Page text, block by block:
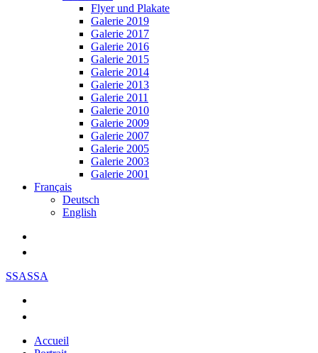
Flyer und Plakate
Galerie 2019
Galerie 2017
Galerie 2016
Galerie 2015
Galerie 2014
Galerie 2013
Galerie 2011
Galerie 2010
Galerie 2009
Galerie 2007
Galerie 2005
Galerie 2003
Galerie 2001
Français
Deutsch
English
SSASSA
Accueil